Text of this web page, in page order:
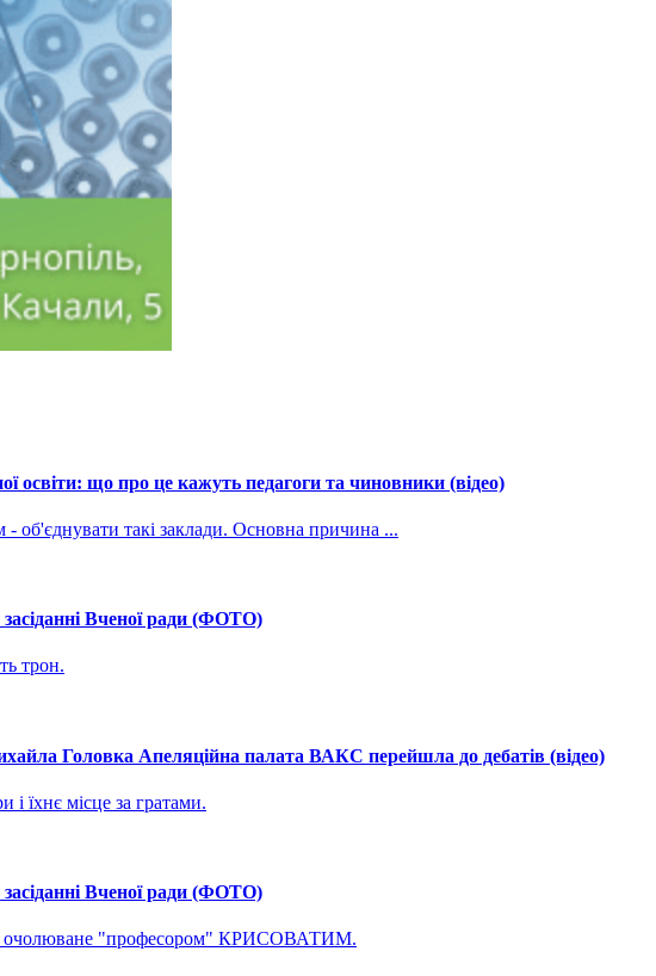
освіти: що про це кажуть педагоги та чиновники (відео)
об'єднувати такі заклади. Основна причина ...
Вченої ради (ФОТО)
трон.
Головка Апеляційна палата ВАКС перейшла до дебатів (відео)
і їхнє місце за гратами.
Вченої ради (ФОТО)
очолюване "професором" КРИСОВАТИМ.